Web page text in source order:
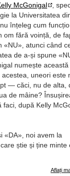
McGonigal
,
la Universitatea
înțeleg cum
om fără voință, de
«NU», atunci când
de a-și spune
numește această
acestea, uneori este
— căci, nu de alta,
de mâine?
după Kelly
«DA», noi avem la
știe și ține minte
Aflați